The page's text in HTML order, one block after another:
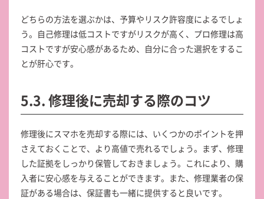
どちらの方法を選ぶかは、予算やリスク許容度によるでしょ
う。自己修理は低コストですがリスクが高く、プロ修理は高
コストですが安心感があるため、自分に合った選択をするこ
とが肝心です。
5.3. 修理後に売却する際のコツ
修理後にスマホを売却する際には、いくつかのポイントを押
さえておくことで、より高値で売れるでしょう。まず、修理
した証拠をしっかり保管しておきましょう。これにより、購
入者に安心感を与えることができます。また、修理業者の保
証がある場合は、保証書も一緒に提供すると良いです。